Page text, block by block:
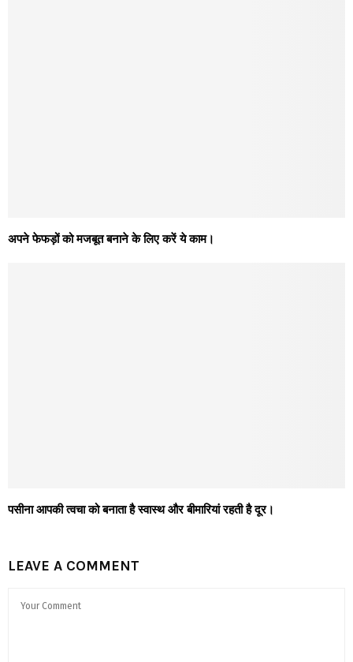
अपने फेफड़ों को मजबूत बनाने के लिए करें ये काम।
पसीना आपकी त्वचा को बनाता है स्वास्थ और बीमारियां रहती है दूर।
LEAVE A COMMENT